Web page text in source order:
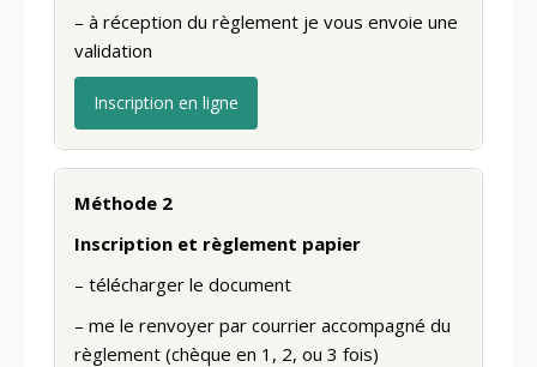
– à réception du règlement je vous envoie une
validation
Inscription en ligne
Méthode 2
Inscription et règlement papier
– télécharger le document
– me le renvoyer par courrier accompagné du
règlement (chèque en 1, 2, ou 3 fois)